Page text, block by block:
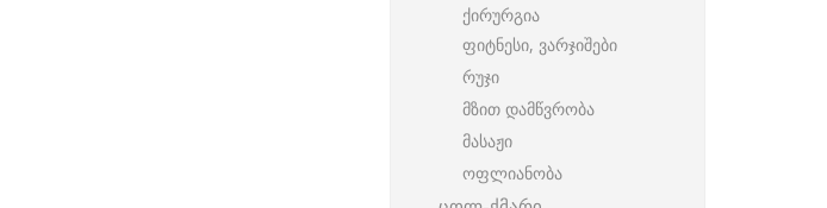
ქირურგია
ფიტნესი, ვარჯიშები
რუჯი
მზით დამწვრობა
მასაჟი
ოფლიანობა